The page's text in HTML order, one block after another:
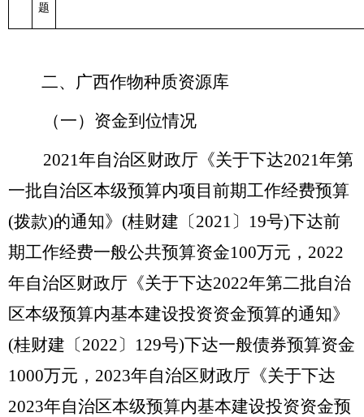
题
二、 广西作物种质资源库
（一） 资金到位情况
2021年自治区财政厅《关于下达2021年第
一批自治区本级预算内项目前期工作经费预算
(拨款)的通知》(桂财建 〔2021〕 19号)下达前
期工作经费一般公共预算资金100万元， 2022
年自治区财政厅《关于下达2022年第二批自治
区本级预算内基本建设投资资金预算的通知》
(桂财建 〔2022〕 129号)下达一般债券预算资金
1000万元， 2023年自治区财政厅《关于下达
2023年自治区本级预算内基本建设投资资金预